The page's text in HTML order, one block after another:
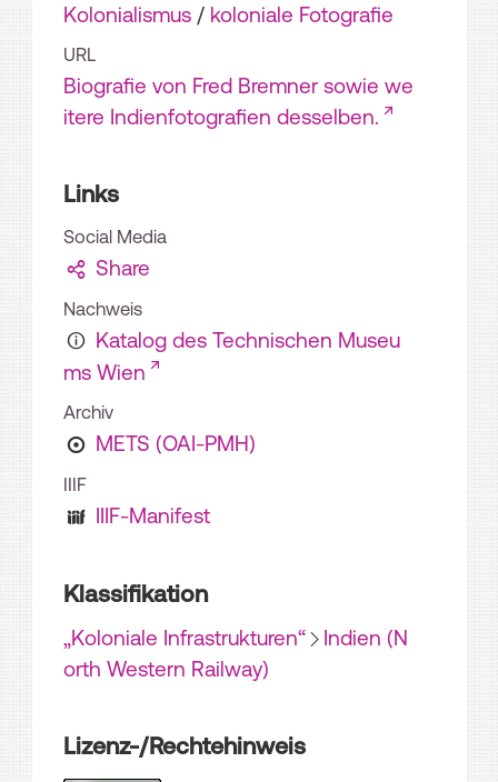
Kolonialismus / koloniale Fotografie
URL
Biografie von Fred Bremner sowie we
itere Indienfotografien desselben.
Links
Social Media
Share
Nachweis
Katalog des Technischen Museu
ms Wien
Archiv
METS (OAI-PMH)
IIIF
IIIF-Manifest
Klassifikation
„Koloniale Infrastrukturen“
Indien (N
orth Western Railway)
Lizenz-/Rechtehinweis